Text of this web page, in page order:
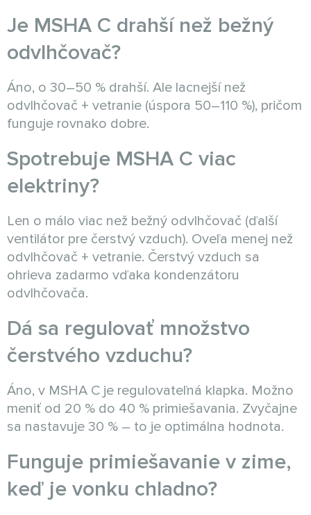
Je MSHA C drahší než bežný
odvlhčovač?
Áno, o 30–50 % drahší. Ale lacnejší než
odvlhčovač + vetranie (úspora 50–110 %), pričom
funguje rovnako dobre.
Spotrebuje MSHA C viac
elektriny?
Len o málo viac než bežný odvlhčovač (ďalší
ventilátor pre čerstvý vzduch). Oveľa menej než
odvlhčovač + vetranie. Čerstvý vzduch sa
ohrieva zadarmo vďaka kondenzátoru
odvlhčovača.
Dá sa regulovať množstvo
čerstvého vzduchu?
Áno, v MSHA C je regulovateľná klapka. Možno
meniť od 20 % do 40 % primiešavania. Zvyčajne
sa nastavuje 30 % – to je optimálna hodnota.
Funguje primiešavanie v zime,
keď je vonku chladno?